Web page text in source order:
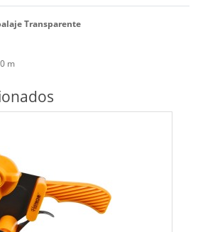
Transparente
m